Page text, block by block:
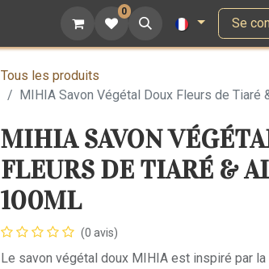
Devenez revendeur
0
Se
Tous les produits
MIHIA Savon Végétal Doux Fleurs de Tiaré
MIHIA SAVON
FLEURS DE TIARÉ &
100ML
(0 avis)
Le savon végétal doux MIHIA est inspiré par